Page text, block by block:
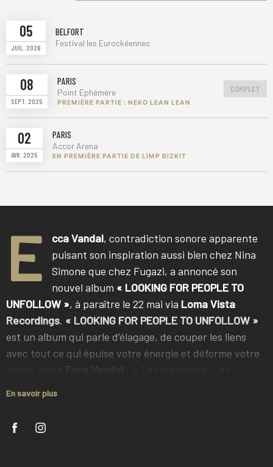
E cca Vandal, contradiction sonore apparente
puisant son inspiration aussi bien chez Nina
Simone que chez Fugazi, a annoncé son
nouvel album « LOOKING FOR PEOPLE TO
UNFOLLOW », à paraître le 22 mai via Loma Vista
Recordings. « LOOKING FOR PEOPLE TO UNFOLLOW »
est un album qui parle d’élagage, de couper les liens
avec tout ce qui épuise votre énergie et déforme votre
vision, selon Ecca Vandal
forme de puissance dans le fait d’être bruyante et
mondial, moi qui ai grandi dans une culture qui me
En savoir plus
05
JUIL. 2026
BELFORT
Festival les Eurockéennes
08
SEPT. 2025
PARIS
Point Ephémère
PREMIÈRE PARTIE : NEKO LEAN LEAN
COMPLET
02
AVR. 2025
PARIS
Accor Arena
EN PREMIÈRE PARTIE DE LIMP BIZKIT